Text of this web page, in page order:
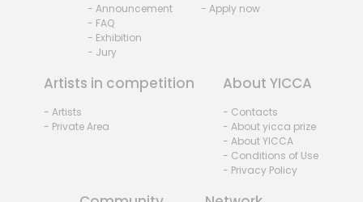
- Announcement
- FAQ
- Exhibition
- Jury
- Apply now
Artists in competition
- Artists
- Private Area
About YICCA
- Contacts
- About yicca prize
- About YICCA
- Conditions of Use
- Privacy Policy